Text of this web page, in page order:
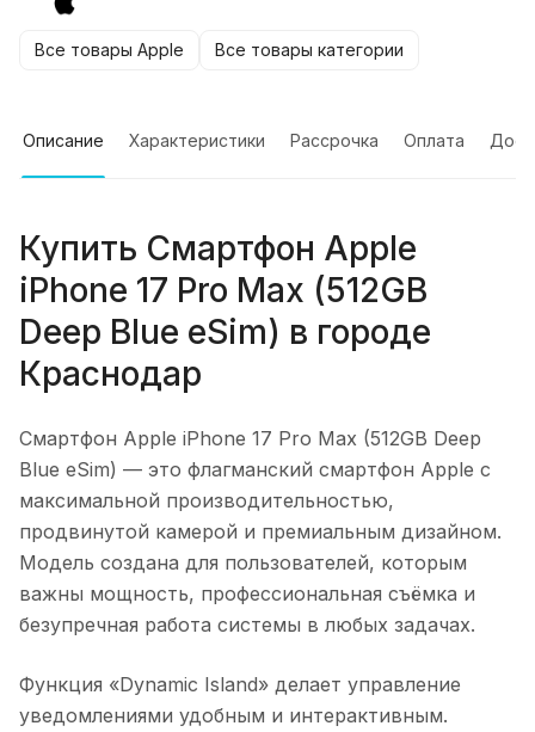
Все товары Apple Все товары категории
Описание Характеристики Рассрочка Оплата
Купить Смартфон Apple
iPhone 17 Pro Max (512GB
Deep Blue eSim) в городе
Краснодар
Смартфон Apple iPhone 17 Pro Max (512GB Deep
Blue eSim) — это флагманский смартфон Apple с
максимальной производительностью,
продвинутой камерой и премиальным дизайном.
Модель создана для пользователей, которым
важны мощность, профессиональная съёмка и
безупречная работа системы в любых задачах.
Функция «Dynamic Island» делает управление
уведомлениями удобным и интерактивным.